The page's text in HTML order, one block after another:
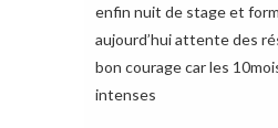
enfin nuit de stage et
aujourd’hui attente des
bon courage car les
intenses